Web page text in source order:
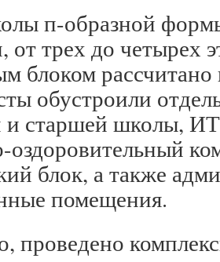
п-образной
от трех до четырех
блоком рассчитано
обустроили
и старшей школы,
оздоровительный
блок, а также
помещения.
проведено